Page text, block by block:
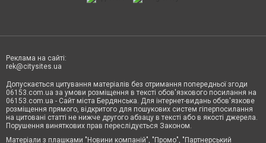
Реклама на сайті:
rek@citysites.ua
Допускається цитування матеріалів без отримання попередньої згоди
06153.com.ua за умови розміщення в тексті обов'язкового посилання на
06153.com.ua - Сайт міста Бердянська. Для інтернет-видань обов'язкове
розміщення прямого, відкритого для пошукових систем гіперпосилання
на цитовані статті не нижче другого абзацу в тексті або в якості джерела.
Порушення виняткових прав переслідується Законом.
Матеріали з плашками "Новини компаній", "Промо", "Партнерський